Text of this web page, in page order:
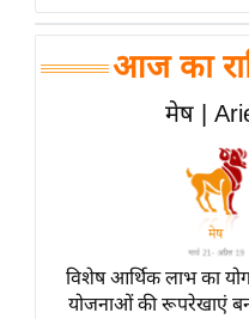
बॉलीवुड
हॉलीवुड
Breaking
लाइफस्टाइल
ब्यूटी/फैशन
घरेलू नुस्खे
आज का
मेष |
विशेष आर्थिक लाभ का
योजनाओं की रूपरेखाएं